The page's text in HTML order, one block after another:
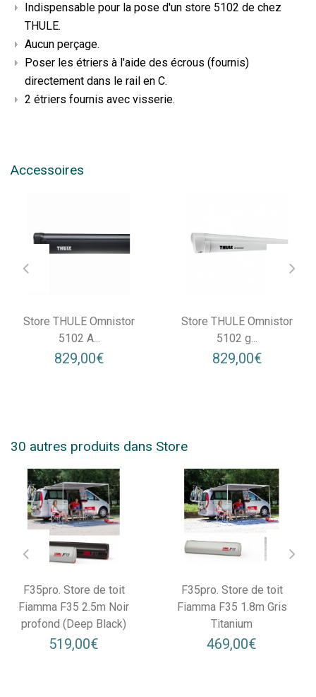
Indispensable pour la pose d'un store 5102 de chez
THULE.
Aucun perçage.
Poser les étriers à l'aide des écrous (fournis)
directement dans le rail en C.
2 étriers fournis avec visserie.
Accessoires
Store THULE Omnistor
5102 A...
829,00€
Store THULE Omnistor
5102 g...
829,00€
30 autres produits dans Store
F35pro. Store de toit
Fiamma F35 2.5m Noir
profond (Deep Black)
519,00€
F35pro. Store de toit
Fiamma F35 1.8m Gris
Titanium
469,00€